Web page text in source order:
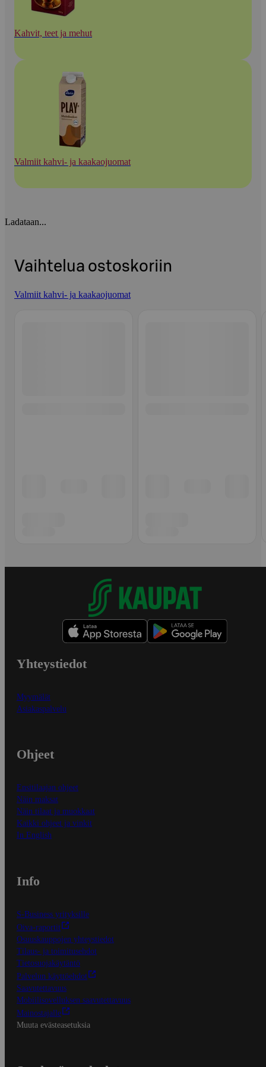
Kahvit, teet ja mehut
Valmiit kahvi- ja kaakaojuomat
Ladataan...
Vaihtelua ostoskoriin
Valmiit kahvi- ja kaakaojuomat
Yhteystiedot
Myymälät
Asiakaspalvelu
Ohjeet
Ensitilaajan ohjeet
Näin maksat
Näin tilaat ja muokkaat
Kaikki ohjeet ja vinkit
In English
Info
S-Business yrityksille
Oiva-raportit
Osuuskauppojen yhteystiedot
Tilaus- ja toimitusehdot
Tietosuojakäytäntö
Palvelun käyttöehdot
Saavutettavuus
Mobiilisovelluksen saavutettavuus
Mainostajalle
Muuta evästeasetuksia